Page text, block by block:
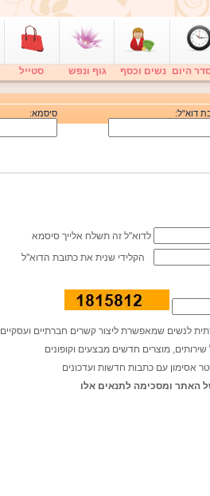
היום נשים וכסף גוף ונפש סטייל
דוא"ל: סיסמא:
לדוא''ל זה תשלח אלייך סיסמא
הקלידי שנית את כתובת הדוא''ל
לנשים שמאפשרת ליצור קשרים חברתיים ועסקיים
מוצרים חדשים מבצעים וקופונים
אסימון עם כתבות חדשות ועדכונים
האתר ומסכימה לתנאים אלו